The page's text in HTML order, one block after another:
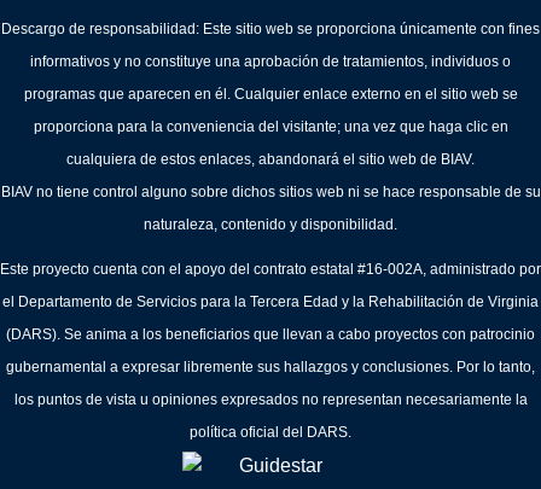
Descargo de responsabilidad: Este sitio web se proporciona únicamente con fines
informativos y no constituye una aprobación de tratamientos, individuos o
programas que aparecen en él. Cualquier enlace externo en el sitio web se
proporciona para la conveniencia del visitante; una vez que haga clic en
cualquiera de estos enlaces, abandonará el sitio web de BIAV.
BIAV no tiene control alguno sobre dichos sitios web ni se hace responsable de su
naturaleza, contenido y disponibilidad.
Este proyecto cuenta con el apoyo del contrato estatal #16-002A, administrado por
el Departamento de Servicios para la Tercera Edad y la Rehabilitación de Virginia
(DARS). Se anima a los beneficiarios que llevan a cabo proyectos con patrocinio
gubernamental a expresar libremente sus hallazgos y conclusiones. Por lo tanto,
los puntos de vista u opiniones expresados no representan necesariamente la
política oficial del DARS.